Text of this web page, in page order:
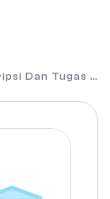
Dan Tugas …